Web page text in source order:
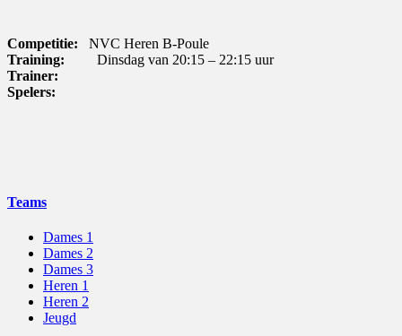
Competitie: NVC Heren B-Poule
Training:
Dinsdag van 20:15 – 22:15 uur
Trainer:
Spelers:
Teams
Dames 1
Dames 2
Dames 3
Heren 1
Heren 2
Jeugd